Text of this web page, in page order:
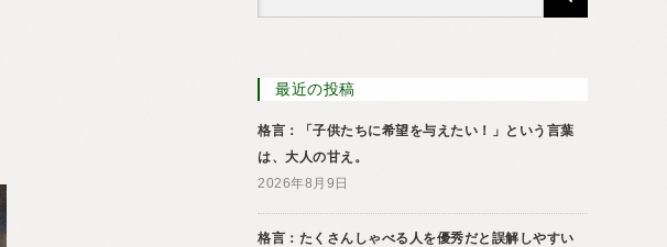
最近の投稿
格言：「子供たちに希望を与えたい！」という言葉
は、大人の甘え。
2026年8月9日
格言：たくさんしゃべる人を優秀だと誤解しやすい